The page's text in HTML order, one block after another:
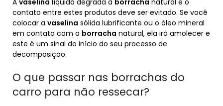
A vaselina líquida degrada a borracha natural e o
contato entre estes produtos deve ser evitado. Se você
colocar a vaselina sólida lubrificante ou o óleo mineral
em contato com a borracha natural, ela irá amolecer e
este é um sinal do início do seu processo de
decomposição.
O que passar nas borrachas do
carro para não ressecar?